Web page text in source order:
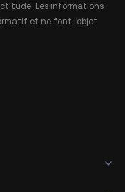
Les informations
et ne font l'objet